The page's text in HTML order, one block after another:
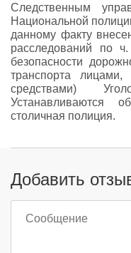
Следственным
Национальной
данному факту
расследований по
безопасности
транспорта
средствами)
Устанавливаются
столичная полиция.
Добавить